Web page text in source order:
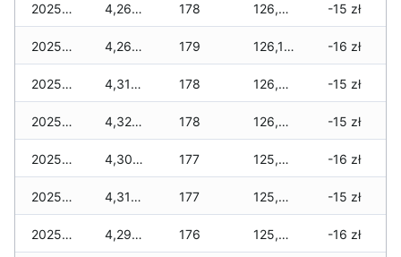
2025-12-28 4,268 zł 178 126,313 zł -15 zł
2025-12-27 4,268 zł 179 126,113 zł -16 zł
2025-12-26 4,310 zł 178 126,061 zł -15 zł
2025-12-25 4,324 zł 178 126,031 zł -15 zł
2025-12-24 4,304 zł 177 125,817 zł -16 zł
2025-12-23 4,312 zł 177 125,755 zł -15 zł
2025-12-22 4,292 zł 176 125,667 zł -16 zł